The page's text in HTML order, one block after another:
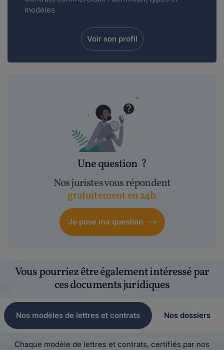
modèles
Voir son profil
Une question ?
Nos juristes vous répondent
gratuitement en 24h
Je pose ma question
Vous pourriez être également intéressé par
ces documents juridiques
Nos modèles de lettres et contrats Nos dossiers
Chaque modèle de lettres et contrats, certifiés par nos